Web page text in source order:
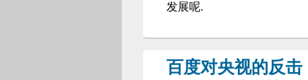
发展呢.
百度对央视的反击